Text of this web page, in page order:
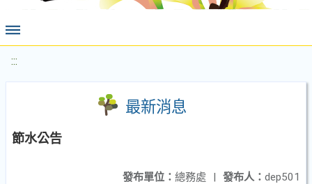
:::
最新消息
節水公告
發布人： dep501
發布單位： 總務處 |